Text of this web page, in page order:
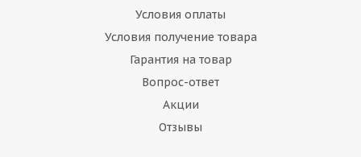
Условия оплаты
Условия получение товара
Гарантия на товар
Вопрос-ответ
Акции
Отзывы